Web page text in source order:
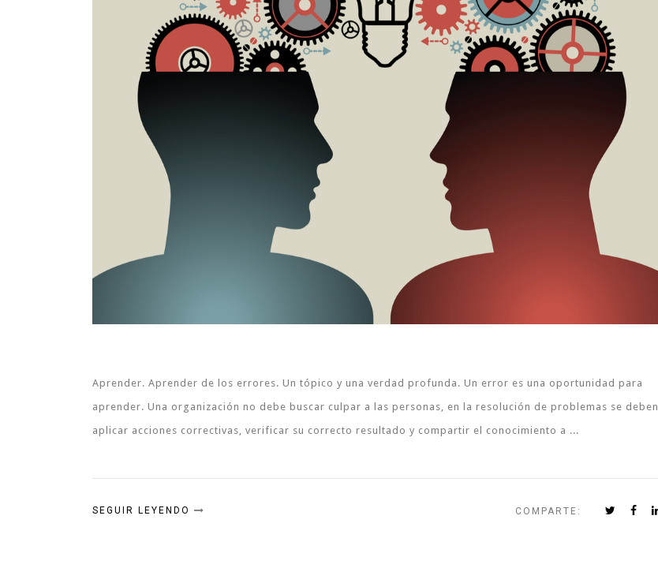
Aprender. Aprender de los errores. Un tópico y una verdad profunda. Un error es una oportunidad para
aprender. Una organización no debe buscar culpar a las personas, en la resolución de problemas se deben
aplicar acciones correctivas, verificar su correcto resultado y compartir el conocimiento a ...
SEGUIR LEYENDO COMPARTE: